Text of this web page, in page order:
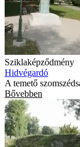
Sziklaképződmény
Hidvégardó
A temető
Bővebben